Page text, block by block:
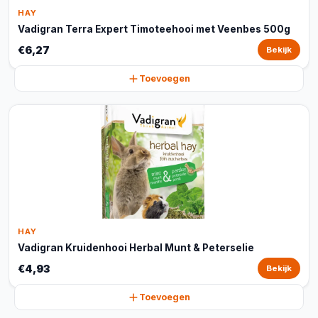
HAY
Vadigran Terra Expert Timoteehooi met Veenbes 500g
€6,27 Bekijk
Toevoegen
HAY
Vadigran Kruidenhooi Herbal Munt & Peterselie
€4,93 Bekijk
Toevoegen